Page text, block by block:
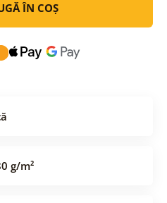
ÎN COȘ
g/m²